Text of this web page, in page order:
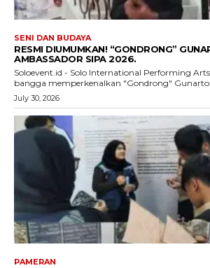
SENI DAN BUDAYA
RESMI DIUMUMKAN! “GONDRONG”
AMBASSADOR SIPA 2026.
Soloevent.id - Solo International Performing
bangga memperkenalkan "Gondrong" Gunarto
July 30, 2026
PAMERAN